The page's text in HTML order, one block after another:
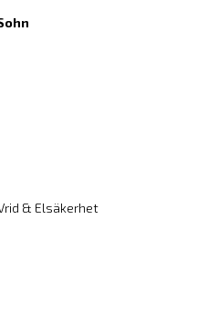
& Elsäkerhet